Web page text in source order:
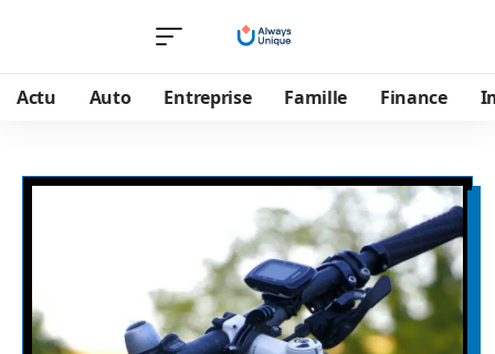
Actu Auto Entreprise Famille Finance